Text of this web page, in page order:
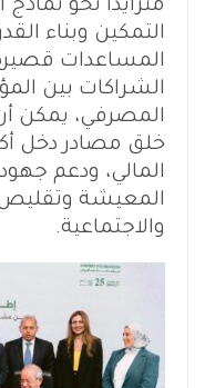
متزايدًا نحو نماذج
التمكين وبناء
المساعدات
الشراكات بين
المصرفي، يمكن
خلق مصادر دخل
المالي، ودعم
المعيشة وتقليص
والاجتماعية.